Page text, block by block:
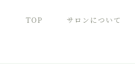
TOP サロンについて